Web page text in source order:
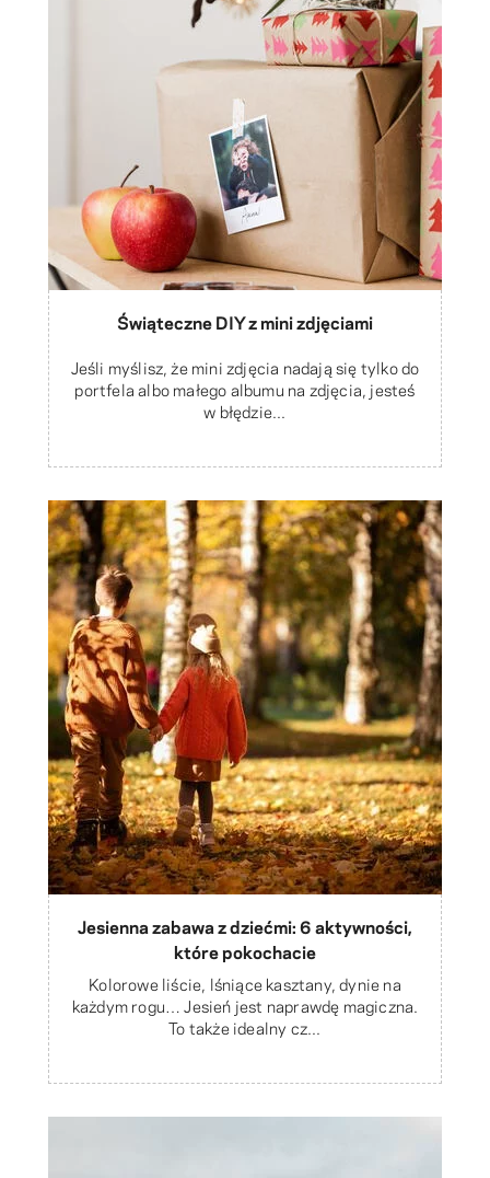
Świąteczne DIY z mini zdjęciami
Jeśli myślisz, że mini zdjęcia nadają się tylko do
portfela albo małego albumu na zdjęcia, jesteś
w błędzie...
Jesienna zabawa z dziećmi: 6 aktywności,
które pokochacie
Kolorowe liście, lśniące kasztany, dynie na
każdym rogu… Jesień jest naprawdę magiczna.
To także idealny cz...